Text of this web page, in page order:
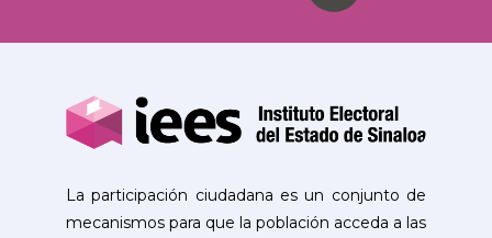
La participación ciudadana es un conjunto de
mecanismos para que la población acceda a las